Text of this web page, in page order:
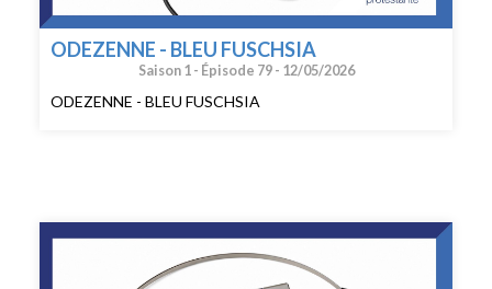
ODEZENNE - BLEU FUSCHSIA
Saison 1 - Épisode 79 - 12/05/2026
ODEZENNE - BLEU FUSCHSIA